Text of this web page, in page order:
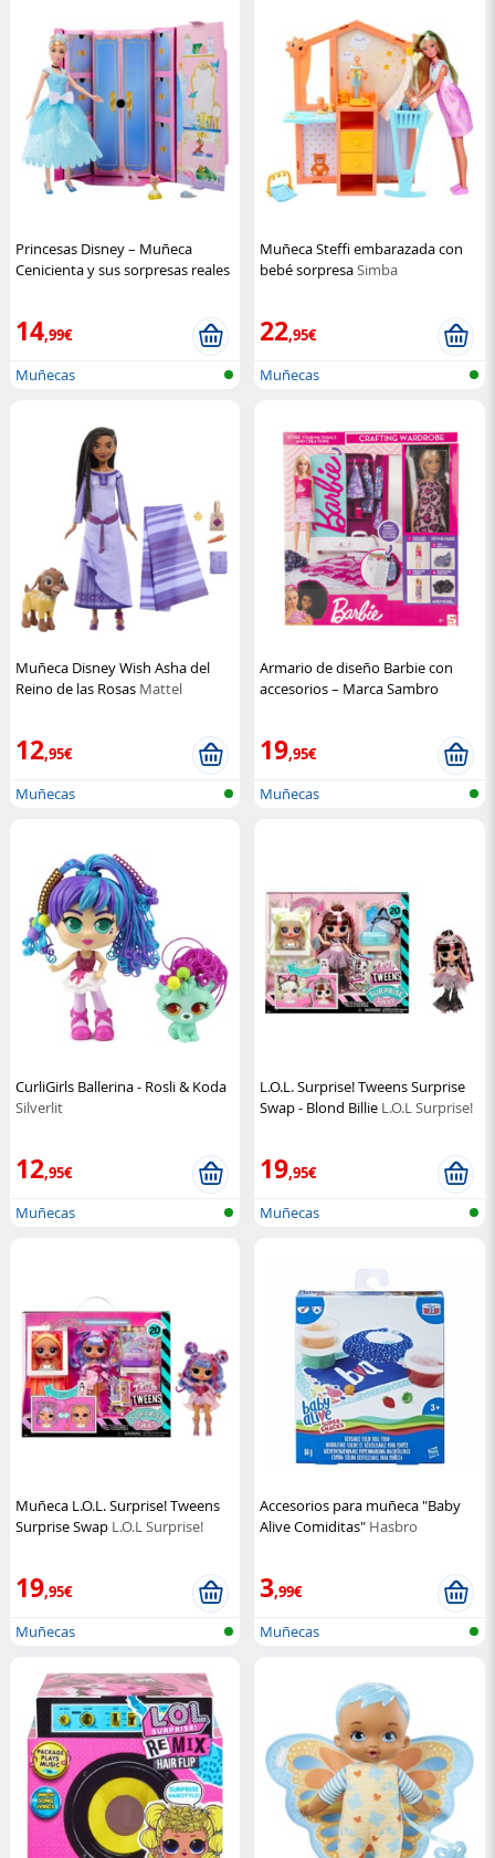
Princesas Disney – Muñeca
Cenicienta y sus sorpresas reales
14,99€
Muñecas
Muñeca Steffi embarazada con
bebé sorpresaSimba
22,95€
Muñecas
Muñeca Disney Wish Asha del
Reino de las Rosas Mattel
12,95€
Muñecas
Armario de diseño Barbie con
accesorios – Marca Sambro
19,95€
Muñecas
CurliGirls Ballerina - Rosli & Koda
Silverlit
12,95€
Muñecas
L.O.L. Surprise! Tweens Surprise
Swap - Blond Billie L.O.L Surprise!
19,95€
Muñecas
Muñeca L.O.L. Surprise! Tweens
Surprise Swap L.O.L Surprise!
19,95€
Muñecas
Accesorios para muñeca "Baby
Alive Comiditas" Hasbro
3,99€
Muñecas